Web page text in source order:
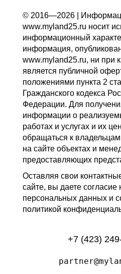
© 2016—2026 |
www.myland25.ru носит
информационный
информация,
www.myland25.ru, ни при
является публичной
положениями пункта 2
Гражданского кодекса
Федерации. Для
информации о
работах и услугах и их
обращаться к
на сайте объектах и
предоставляющих
Оставляя свои
сайте, вы даете согласие
персональных данных и
политикой
+7 (423)